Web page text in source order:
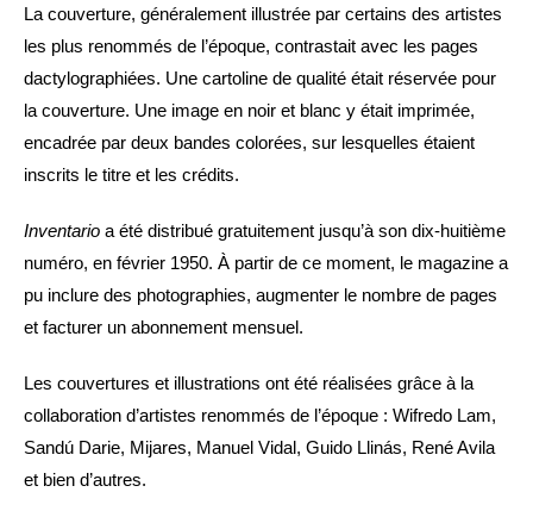
La couverture, généralement illustrée par certains des artistes
les plus renommés de l’époque, contrastait avec les pages
dactylographiées. Une cartoline de qualité était réservée pour
la couverture. Une image en noir et blanc y était imprimée,
encadrée par deux bandes colorées, sur lesquelles étaient
inscrits le titre et les crédits.
Inventario a été distribué gratuitement jusqu’à son dix-huitième
numéro, en février 1950. À partir de ce moment, le magazine a
pu inclure des photographies, augmenter le nombre de pages
et facturer un abonnement mensuel.
Les couvertures et illustrations ont été réalisées grâce à la
collaboration d’artistes renommés de l’époque : Wifredo Lam,
Sandú Darie, Mijares, Manuel Vidal, Guido Llinás, René Avila
et bien d’autres.